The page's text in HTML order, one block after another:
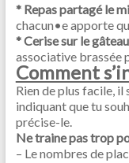
* Repas partagé le
chacun•e apporte
* Cerise sur le
associative brassée
Comment
Rien de plus facile,
indiquant que tu
précise-le.
Ne traine pas trop
– Le nombres de